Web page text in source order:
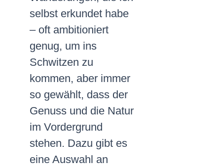
selbst erkundet habe
– oft ambitioniert
genug, um ins
Schwitzen zu
kommen, aber immer
so gewählt, dass der
Genuss und die Natur
im Vordergrund
stehen. Dazu gibt es
eine Auswahl an